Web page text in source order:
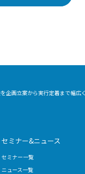
企画立案から実行定着まで幅広く
セミナー&ニュース
セミナー一覧
ニュース一覧